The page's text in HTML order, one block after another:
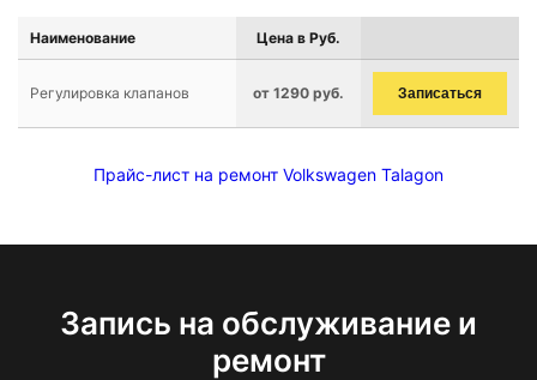
Наименование Цена в Руб.
Регулировка клапанов от 1290 руб. Записаться
Прайс-лист на ремонт Volkswagen Talagon
Запись на обслуживание и
ремонт